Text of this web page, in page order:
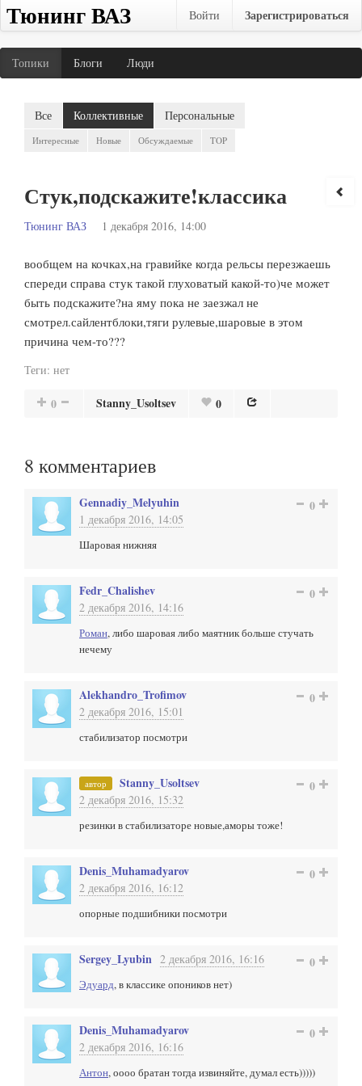
Тюнинг ВАЗ Войти Зарегистрироваться
Топики Блоги Люди
Все Коллективные Персональные
Интересные Новые Обсуждаемые TOP
Стук,подскажите!классика
Тюнинг ВАЗ 1 декабря 2016, 14:00
вообщем на кочках,на гравийке когда рельсы перезжаешь
спереди справа стук такой глуховатый какой-то)че может
быть подскажите?на яму пока не заезжал не
смотрел.сайлентблоки,тяги рулевые,шаровые в этом
причина чем-то???
Теги: нет
0 Stanny_Usoltsev 0
8 комментариев
Gennadiy_Melyuhin
1 декабря 2016, 14:05
0
Шаровая нижняя
Fedr_Chalishev
2 декабря 2016, 14:16
0
Роман, либо шаровая либо маятник больше стучать
нечему
Alekhandro_Trofimov
2 декабря 2016, 15:01
0
стабилизатор посмотри
автор Stanny_Usoltsev
2 декабря 2016, 15:32
0
резинки в стабилизаторе новые,аморы тоже!
Denis_Muhamadyarov
2 декабря 2016, 16:12
0
опорные подшибники посмотри
Sergey_Lyubin 2 декабря 2016, 16:16 0
Эдуард, в классике опоников нет)
Denis_Muhamadyarov
2 декабря 2016, 16:16
0
Антон, оооо братан тогда извиняйте, думал есть)))))